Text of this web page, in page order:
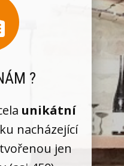
?
unikátní
nacházející
jen